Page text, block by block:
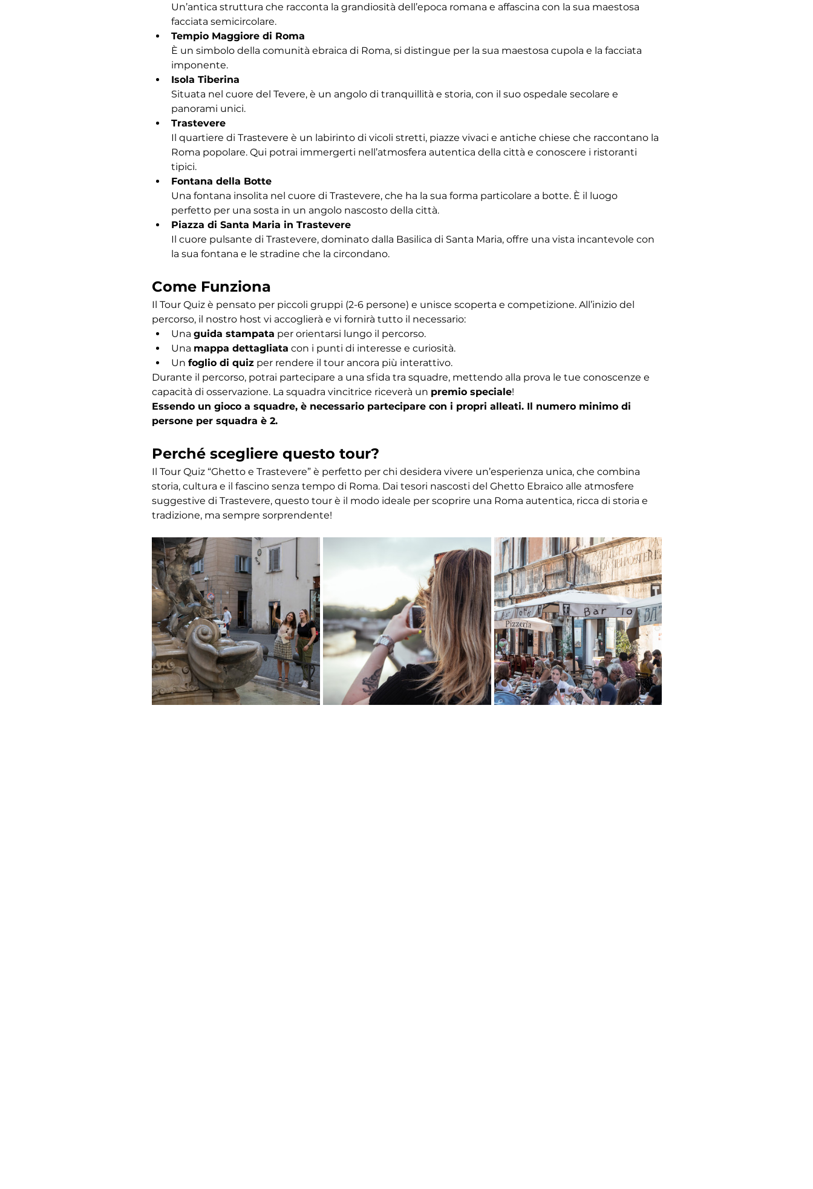
Un’antica struttura che racconta la grandiosità dell’epoca romana e affascina con la sua maestosa
facciata semicircolare.
Tempio Maggiore di Roma
È un simbolo della comunità ebraica di Roma, si distingue per la sua maestosa cupola e la facciata
imponente.
Isola Tiberina
Situata nel cuore del Tevere, è un angolo di tranquillità e storia, con il suo ospedale secolare e
panorami unici.
Trastevere
Il quartiere di Trastevere è un labirinto di vicoli stretti, piazze vivaci e antiche chiese che raccontano la
Roma popolare. Qui potrai immergerti nell’atmosfera autentica della città e conoscere i ristoranti
tipici.
Fontana della Botte
Una fontana insolita nel cuore di Trastevere, che ha la sua forma particolare a botte. È il luogo
perfetto per una sosta in un angolo nascosto della città.
Piazza di Santa Maria in Trastevere
Il cuore pulsante di Trastevere, dominato dalla Basilica di Santa Maria, offre una vista incantevole con
la sua fontana e le stradine che la circondano.
Come Funziona
Il Tour Quiz è pensato per piccoli gruppi (2-6 persone) e unisce scoperta e competizione. All’inizio del
percorso, il nostro host vi accoglierà e vi fornirà tutto il necessario:
Una guida stampata per orientarsi lungo il percorso.
Una mappa dettagliata con i punti di interesse e curiosità.
Un foglio di quiz per rendere il tour ancora più interattivo.
Durante il percorso, potrai partecipare a una sfida tra squadre, mettendo alla prova le tue conoscenze e
capacità di osservazione. La squadra vincitrice riceverà un premio speciale!
Essendo un gioco a squadre, è necessario partecipare con i propri alleati. Il numero minimo di
persone per squadra è 2.
Perché scegliere questo tour?
Il Tour Quiz “Ghetto e Trastevere” è perfetto per chi desidera vivere un’esperienza unica, che combina
storia, cultura e il fascino senza tempo di Roma. Dai tesori nascosti del Ghetto Ebraico alle atmosfere
suggestive di Trastevere, questo tour è il modo ideale per scoprire una Roma autentica, ricca di storia e
tradizione, ma sempre sorprendente!